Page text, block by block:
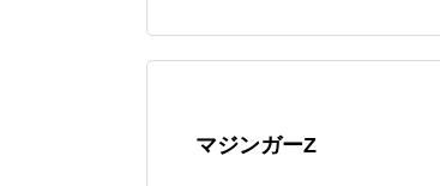
マジンガーZ